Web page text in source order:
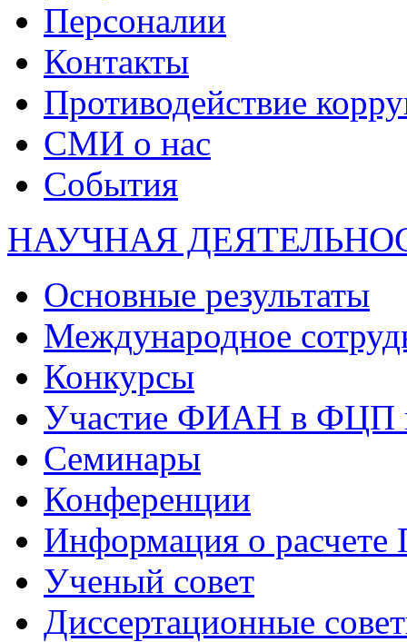
Персоналии
Контакты
Противодействие
СМИ о нас
События
НАУЧНАЯ
Основные результаты
Международное
Конкурсы
Участие ФИАН в ФЦП
Семинары
Конференции
Информация о
Ученый совет
Диссертационные